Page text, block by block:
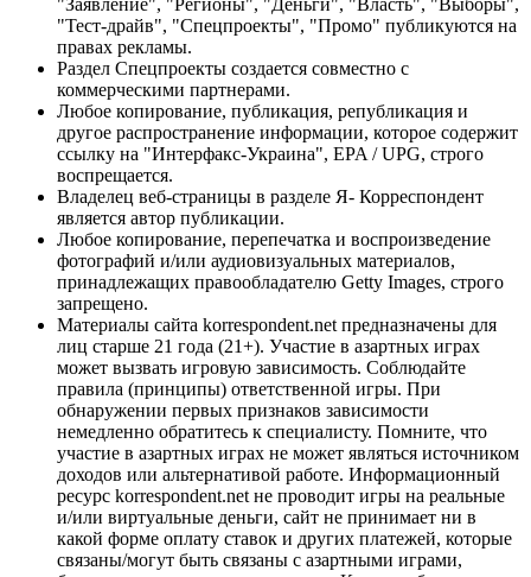
"Тест-драйв", "Спецпроекты", "Промо" публикуются на
правах рекламы.
Раздел Спецпроекты создается совместно с
коммерческими партнерами.
Любое копирование, публикация, републикация и
другое распространение информации, которое содержит
ссылку на "Интерфакс-Украина", EPA / UPG, строго
воспрещается.
Владелец веб-страницы в разделе Я- Корреспондент
является автор публикации.
Любое копирование, перепечатка и воспроизведение
фотографий и/или аудиовизуальных материалов,
принадлежащих правообладателю Getty Images, строго
запрещено.
Материалы сайта korrespondent.net предназначены для
лиц старше 21 года (21+). Участие в азартных играх
может вызвать игровую зависимость. Соблюдайте
правила (принципы) ответственной игры. При
обнаружении первых признаков зависимости
немедленно обратитесь к специалисту. Помните, что
участие в азартных играх не может являться источником
доходов или альтернативой работе. Информационный
ресурс korrespondent.net не проводит игры на реальные
и/или виртуальные деньги, сайт не принимает ни в
какой форме оплату ставок и других платежей, которые
связаны/могут быть связаны с азартными играми,